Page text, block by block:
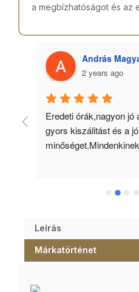
a megbízhatóságot és az
András
2 years ago
Eredeti órák,nagyon jó
gyors kiszálitást és a jó
Leírás
Márkatörténet